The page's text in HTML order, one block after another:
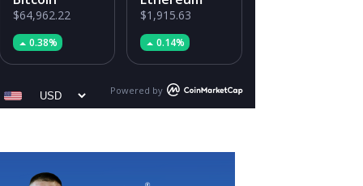
$64,962.22
0.38%
$1,915.63
0.14%
Powered by